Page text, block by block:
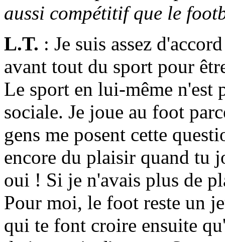
aussi compétitif que le
L.T. : Je suis assez
avant tout du sport pour
Le sport en lui-même n'est
sociale. Je joue au foot
gens me posent cette
encore du plaisir quand tu
oui ! Si je n'avais plus de
Pour moi, le foot reste un
qui te font croire ensuite